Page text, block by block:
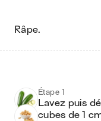
râpe.
Étape 1
Lavez puis
cubes de 1